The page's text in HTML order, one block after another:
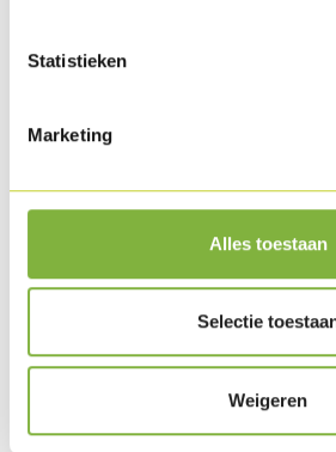
Statistieken
Marketing
Alles toestaan
Selectie
Weigeren
Kippentournedos met Saffraanrijst, groene